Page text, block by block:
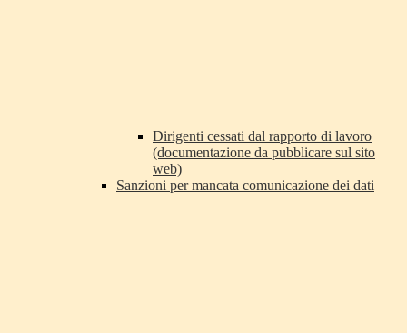
Dirigenti cessati dal rapporto di lavoro
(documentazione da pubblicare sul sito
web)
Sanzioni per mancata comunicazione dei dati